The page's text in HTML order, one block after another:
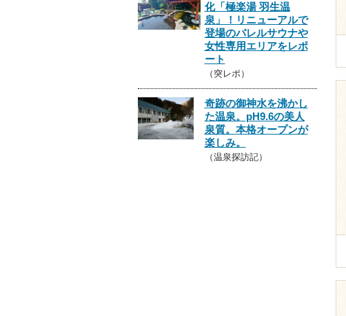
化「極楽湯 羽生温
泉」！リニューアルで
登場のバレルサウナや
女性専用エリアをレポ
ート
（突レポ）
奇跡の御神水を沸かし
た温泉。pH9.6の美人
泉質。本格オープンが
楽しみ。
（温泉探訪記）